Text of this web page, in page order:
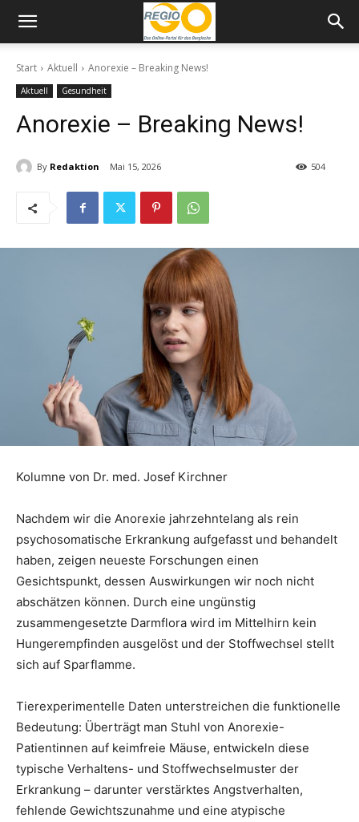
Start Aktuell Anorexie – Breaking News!
Aktuell Gesundheit
Anorexie – Breaking News!
By Redaktion Mai 15, 2026 504
Kolumne von Dr. med. Josef Kirchner
Nachdem wir die Anorexie jahrzehntelang als rein
psychosomatische Erkrankung aufgefasst und behandelt
haben, zeigen neueste Forschungen einen
Gesichtspunkt, dessen Auswirkungen wir noch nicht
abschätzen können. Durch eine ungünstig
zusammengesetzte Darmflora wird im Mittelhirn kein
Hungerempfinden ausgelöst und der Stoffwechsel stellt
sich auf Sparflamme.
Tierexperimentelle Daten unterstreichen die funktionelle
Bedeutung: Überträgt man Stuhl von Anorexie-
Patientinnen auf keimfreie Mäuse, entwickeln diese
typische Verhaltens- und Stoffwechselmuster der
Erkrankung – darunter verstärktes Angstverhalten,
fehlende Gewichtszunahme und eine atypische